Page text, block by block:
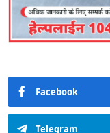
Facebook
Telegram